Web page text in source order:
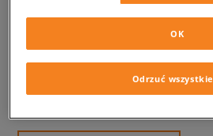
Odrzuć wszystkie
OK